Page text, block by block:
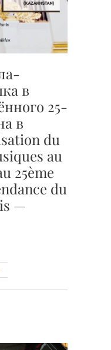
в
25-
в
du
au
25ème
du
—